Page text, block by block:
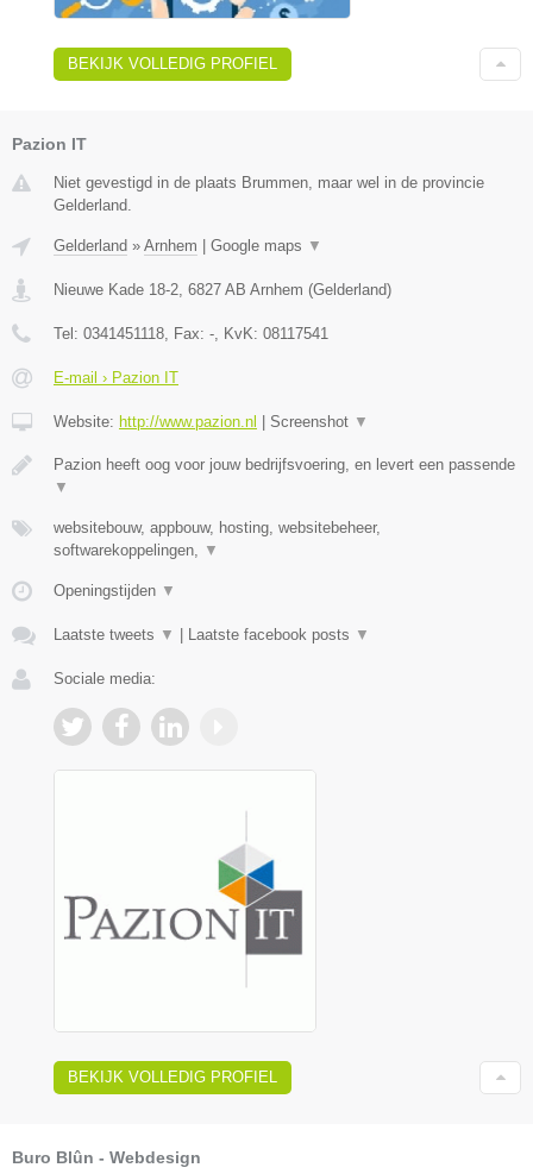
BEKIJK VOLLEDIG PROFIEL
Pazion IT
Niet gevestigd in de plaats Brummen, maar wel in de provincie
Gelderland.
Gelderland » Arnhem | Google maps ▼
Nieuwe Kade 18-2 6827 AB Arnhem (Gelderland)
Tel: 0341451118 , Fax: - , KvK: 08117541
E-mail › Pazion IT
Website: http://www.pazion.nl | Screenshot ▼
Pazion heeft oog voor jouw bedrijfsvoering, en levert een passende
▼
websitebouw, appbouw, hosting, websitebeheer,
softwarekoppelingen,
▼
Openingstijden ▼
Laatste tweets ▼ | Laatste facebook posts ▼
Sociale media:
BEKIJK VOLLEDIG PROFIEL
Buro Blûn - Webdesign